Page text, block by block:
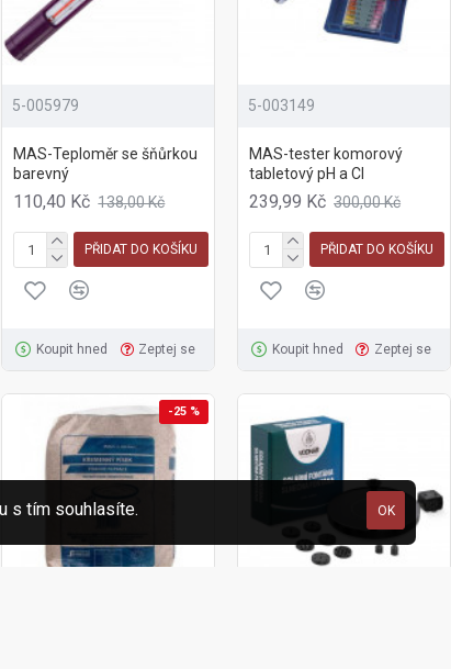
5-005979
MAS-Teploměr se šňůrkou
barevný
110,40 Kč 138,00 Kč
PŘIDAT DO KOŠÍKU
Koupit hned Zeptej se
5-003149
MAS-tester komorový
tabletový pH a CI
239,99 Kč 300,00 Kč
PŘIDAT DO KOŠÍKU
Koupit hned Zeptej se
-25 %
OK
s tím souhlasíte.